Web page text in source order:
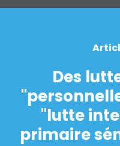
Des
"lutte
primaire